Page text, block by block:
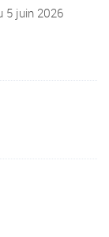
5 juin 2026